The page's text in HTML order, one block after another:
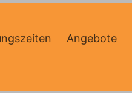
Angebote